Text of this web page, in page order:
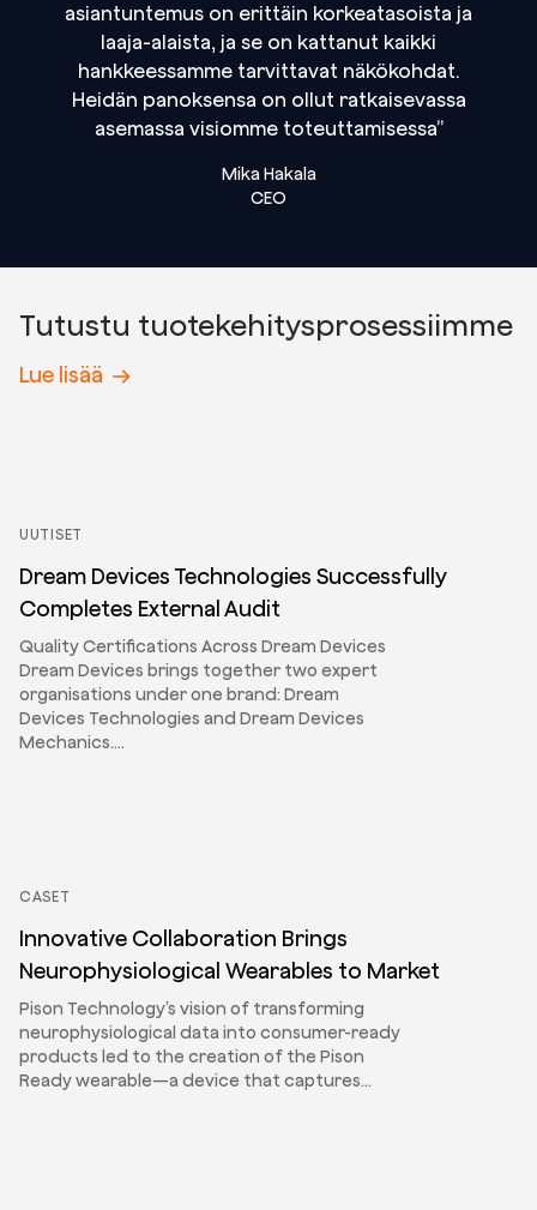
asiantuntemus on erittäin korkeatasoista ja
laaja-alaista, ja se on kattanut kaikki
hankkeessamme tarvittavat näkökohdat.
Heidän panoksensa on ollut ratkaisevassa
asemassa visiomme toteuttamisessa”
Mika Hakala
CEO
Tutustu tuotekehitysprosessiimme
Lue lisää
UUTISET
Dream Devices Technologies Successfully
Completes External Audit
Quality Certifications Across Dream Devices
Dream Devices brings together two expert
organisations under one brand: Dream
Devices Technologies and Dream Devices
Mechanics.…
CASET
Innovative Collaboration Brings
Neurophysiological Wearables to Market
Pison Technology’s vision of transforming
neurophysiological data into consumer-ready
products led to the creation of the Pison
Ready wearable—a device that captures…